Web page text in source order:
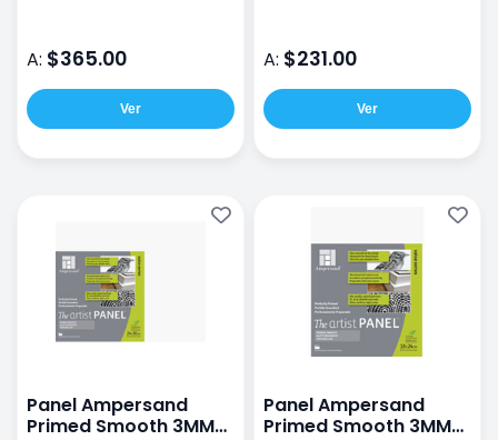
A: $365.00
Ver
A: $231.00
Ver
Panel Ampersand
Primed Smooth 3MM
Panel Ampersand
Primed Smooth 3MM